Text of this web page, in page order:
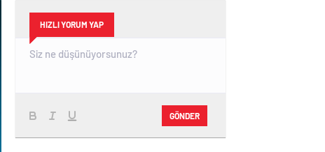
HIZLI YORUM YAP
GÖNDER